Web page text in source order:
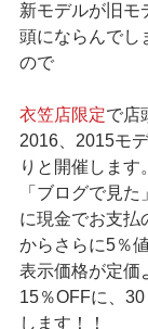
新モデルが旧モ
頭にならんでし
ので
衣笠店限定で店
2016、2015モ
りと開催します。
「ブログで見
に現金でお支払
からさらに5％値
表示価格が定価
15％OFFに、
します！！